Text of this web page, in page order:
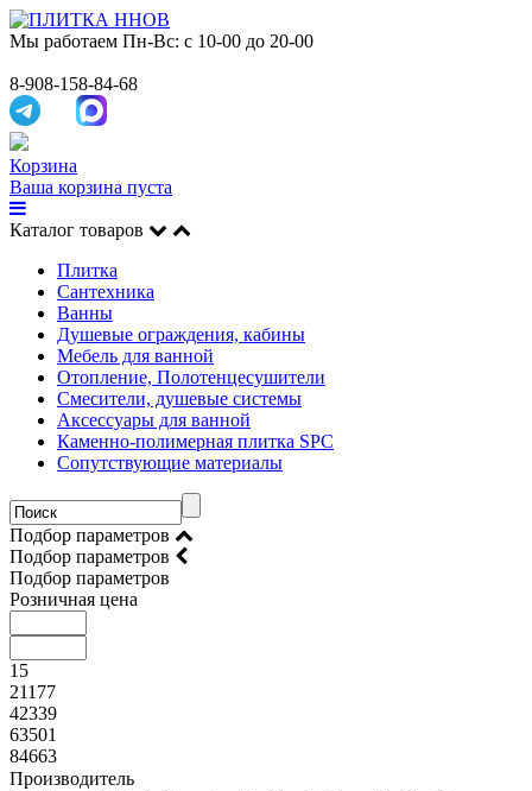
Мы работаем Пн-Вс: с 10-00 до 20-00
8-908-158-84-68
Корзина
Ваша корзина пуста
Каталог товаров
Плитка
Сантехника
Ванны
Душевые ограждения, кабины
Мебель для ванной
Отопление, Полотенцесушители
Смесители, душевые системы
Аксессуары для ванной
Каменно-полимерная плитка SPC
Сопутствующие материалы
Подбор параметров
Подбор параметров
Подбор параметров
Розничная цена
15
21177
42339
63501
84663
Производитель